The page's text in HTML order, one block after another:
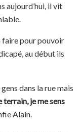
aujourd’hui, il vit
faire pour pouvoir
au début ils
dans la rue mais
je me sens
Alain.